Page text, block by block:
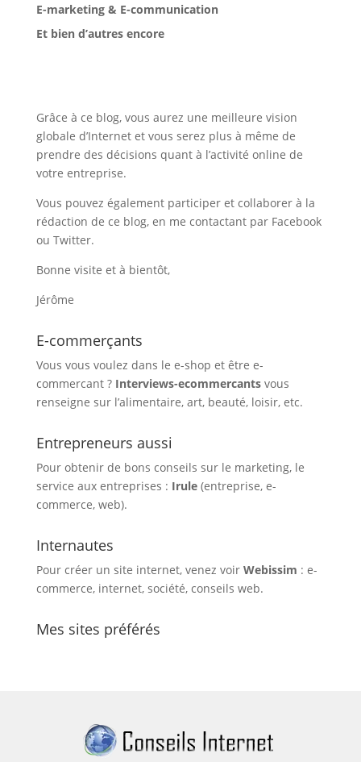
E-marketing & E-communication
Et bien d’autres encore
Grâce à ce blog, vous aurez une meilleure vision
globale d’Internet et vous serez plus à même de
prendre des décisions quant à l’activité online de
votre entreprise.
Vous pouvez également participer et collaborer à la
rédaction de ce blog, en me contactant par Facebook
ou Twitter.
Bonne visite et à bientôt,
Jérôme
E-commerçants
Vous vous voulez dans le e-shop et être e-
commercant ? Interviews-ecommercantsvous
renseigne sur l’alimentaire, art, beauté, loisir, etc.
Entrepreneurs aussi
Pour obtenir de bons conseils sur le marketing, le
service aux entreprises : Irule(entreprise, e-
commerce, web).
Internautes
Pour créer un site internet, venez voir Webissim : e-
commerce, internet, société, conseils web.
Mes sites préférés